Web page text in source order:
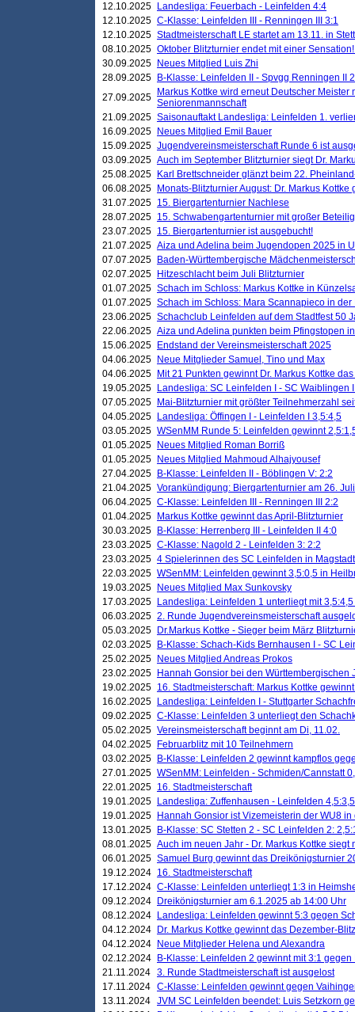
12.10.2025
Landesliga: Feuerbach - Leinfelden 4:4
12.10.2025 C-Klasse: Leinfelden III - Renningen III 3:1
12.10.2025 Stadtmeisterschaft LE startet am 13.11. in
08.10.2025 Oktober Blitzturnier endet mit einer
30.09.2025
Neues Mitglied Luis Zhi
28.09.2025
B-Klasse: Leinfelden II - Spvgg Renningen II
27.09.2025
Markus Kottke wird erneut Deutscher Meister
Seniorenmannschaft
21.09.2025 Saisonauftakt Landesliga: Leinfelden 1.
16.09.2025
Neues Mitglied Emil Bauer
15.09.2025 Jugendvereinsmeisterschaft Runde 6 ist
03.09.2025 Auch im September Blitzturnier siegt Dr.
25.08.2025
Karl Brettschneider glänzt beim 22.
06.08.2025
Monats-Blitzturnier August: Dr. Markus Kottke
31.07.2025 15. Biergartenturnier Nachlese
28.07.2025 15. Schwabengartenturnier mit großer
23.07.2025 15. Biergartenturnier ist ausgebucht!
21.07.2025 Aiza und Adelina beim Jugendopen 2025 in
07.07.2025
Baden-Württembergische
02.07.2025
Hitzeschlacht beim Juli Blitzturnier
01.07.2025 Schach im Schloss: Markus Kottke in
01.07.2025 Schach im Schloss: Mara Scannapieco in der
23.06.2025 Schachclub Leinfelden auf dem Stadtfest 50
22.06.2025 Aiza und Adelina punkten beim Pfingstopen
15.06.2025
Endstand der Vereinsmeisterschaft 2025
04.06.2025
Neue Mitglieder Samuel, Tino und Max
04.06.2025
Mit 21 Punkten gewinnt Dr. Markus Kottke
19.05.2025
Landesliga: SC Leinfelden I - SC Waiblingen
07.05.2025
Mai-Blitzturnier mit größter Teilnehmerzahl
04.05.2025
Landesliga: Öffingen I - Leinfelden I 3,5:4,5
03.05.2025 WSenMM Runde 5: Leinfelden gewinnt
01.05.2025
Neues Mitglied Roman Borriß
01.05.2025
Neues Mitglied Mahmoud Alhajyousef
27.04.2025
B-Klasse: Leinfelden II - Böblingen V: 2:2
21.04.2025 Vorankündigung: Biergartenturnier am 26. Juli
06.04.2025 C-Klasse: Leinfelden III - Renningen III 2:2
01.04.2025
Markus Kottke gewinnt das April-Blitzturnier
30.03.2025
B-Klasse: Herrenberg III - Leinfelden II 4:0
23.03.2025 C-Klasse: Nagold 2 - Leinfelden 3: 2:2
23.03.2025 4 Spielerinnen des SC Leinfelden in Magstadt
22.03.2025 WSenMM: Leinfelden gewinnt 3,5:0,5 in
19.03.2025
Neues Mitglied Max Sunkovsky
17.03.2025
Landesliga: Leinfelden 1 unterliegt mit
06.03.2025 2. Runde Jugendvereinsmeisterschaft
05.03.2025
Dr.Markus Kottke - Sieger beim März
02.03.2025
B-Klasse: Schach-Kids Bernhausen I - SC
25.02.2025
Neues Mitglied Andreas Prokos
23.02.2025
Hannah Gonsior bei den Württembergischen
19.02.2025 16. Stadtmeisterschaft: Markus Kottke
16.02.2025
Landesliga: Leinfelden I - Stuttgarter
09.02.2025 C-Klasse: Leinfelden 3 unterliegt den
05.02.2025 Vereinsmeisterschaft beginnt am Di, 11.02.
04.02.2025
Februarblitz mit 10 Teilnehmern
03.02.2025
B-Klasse: Leinfelden 2 gewinnt kampflos
27.01.2025 WSenMM: Leinfelden - Schmiden/Cannstatt
22.01.2025 16. Stadtmeisterschaft
19.01.2025
Landesliga: Zuffenhausen - Leinfelden 4,5:3,5
19.01.2025
Hannah Gonsior ist Vizemeisterin der WU8 in
13.01.2025
B-Klasse: SC Stetten 2 - SC Leinfelden 2:
08.01.2025 Auch im neuen Jahr - Dr. Markus Kottke
06.01.2025 Samuel Burg gewinnt das Dreikönigsturnier
19.12.2024 16. Stadtmeisterschaft
17.12.2024 C-Klasse: Leinfelden unterliegt 1:3 in
09.12.2024
Dreikönigsturnier am 6.1.2025 ab 14:00 Uhr
08.12.2024
Landesliga: Leinfelden gewinnt 5:3 gegen
04.12.2024
Dr. Markus Kottke gewinnt das Dezember-
04.12.2024
Neue Mitglieder Helena und Alexandra
02.12.2024
B-Klasse: Leinfelden 2 gewinnt mit 3:1
21.11.2024 3. Runde Stadtmeisterschaft ist ausgelost
17.11.2024 C-Klasse: Leinfelden gewinnt gegen
13.11.2024 JVM SC Leinfelden beendet: Luis Setzkorn